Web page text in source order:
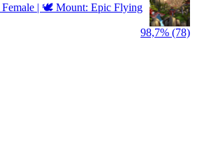
Female | 🕊️ Mount: Epic Flying
98,7% (78)